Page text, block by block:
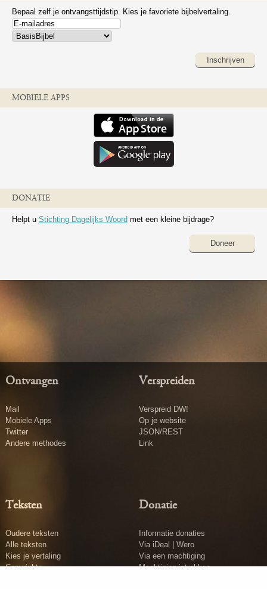
Bepaal zelf je ontvangsttijdstip. Kies je favoriete bijbelvertaling.
Inschrijven
MOBIELE APPS
DONATIE
Helpt u Stichting Dagelijks Woord met een kleine bijdrage?
Doneer
Ontvangen
Mail
Mobiele Apps
Twitter
Andere methodes
Verspreiden
Verspreid DW!
Op je website
JSON/REST
Link
Teksten
Oudere teksten
Alle teksten
Kies je vertaling
Copyrights
Donatie
Informatie donaties
Via iDeal | Wero
Via een machtiging
Machtiging intrekken